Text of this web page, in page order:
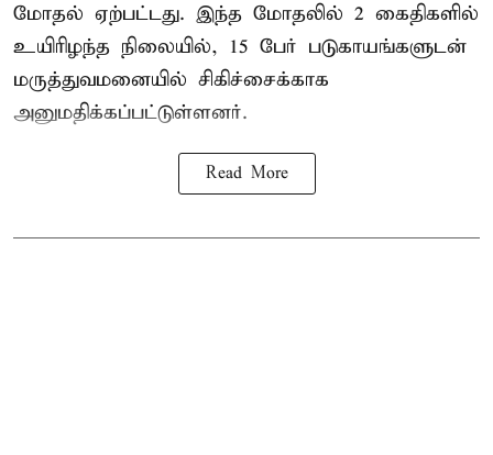
மோதல் ஏற்பட்டது. இந்த மோதலில் 2 கைதிகளில்
உயிரிழந்த நிலையில், 15 பேர் படுகாயங்களுடன்
மருத்துவமனையில் சிகிச்சைக்காக
அனுமதிக்கப்பட்டுள்ளனர்.
Read More